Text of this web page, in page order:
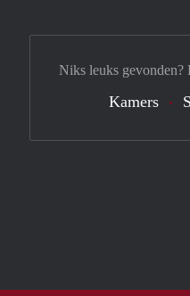
Niks leuks gevonden?
Kamers